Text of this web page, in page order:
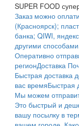
SUPER FOOD
Заказ можно
(Красноярск);
банка; QIWI,
другими
Оперативно
регионДоставка
Быстрая доставка
вас времяБыстрая
Мы можем
Это быстрый и
вашу посылку в